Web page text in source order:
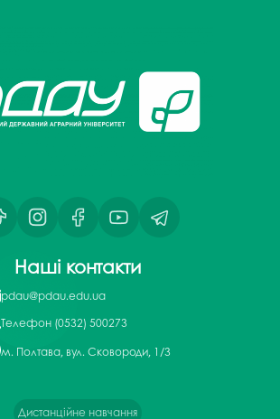
Наші контакти
pdau@pdau.edu.ua
Телефон (0532) 500273
м. Полтава, вул. Сковороди, 1/3
Дистанційне навчання